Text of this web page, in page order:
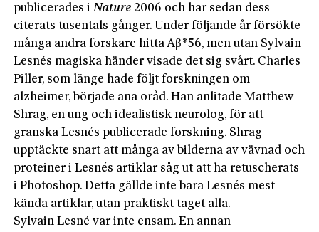
publicerades iNature 2006 och har sedan dess
citerats tusentals gånger. Under följande år försökte
många andra forskare hitta Aβ*56, men utan Sylvain
Lesnés magiska händer visade det sig svårt. Charles
Piller, som länge hade följt forskningen om
alzheimer, började ana oråd. Han anlitade Matthew
Shrag, en ung och idealistisk neurolog, för att
granska Lesnés publicerade forskning. Shrag
upptäckte snart att många av bilderna av vävnad och
proteiner i Lesnés artiklar såg ut att ha retuscherats
i Photoshop. Detta gällde inte bara Lesnés mest
kända artiklar, utan praktiskt taget alla.
Sylvain Lesné var inte ensam. En annan